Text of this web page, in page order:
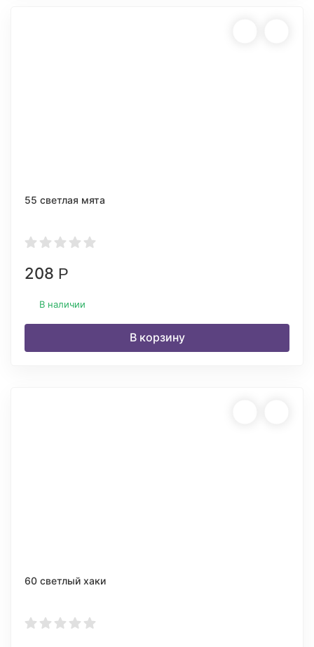
55 светлая мята
208 Р
В наличии
В корзину
60 светлый хаки